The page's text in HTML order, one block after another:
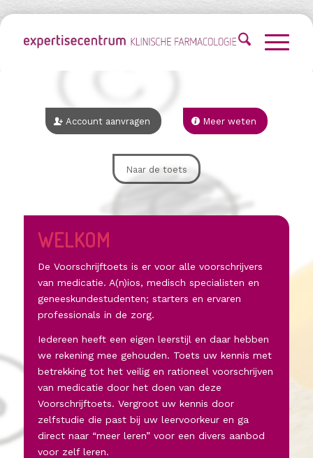
Account aanvragen Meer weten
Naar de toets
WELKOM
De Voorschrijftoets is er voor alle voorschrijvers
van medicatie. A(n)ios, medisch specialisten en
geneeskundestudenten; starters en ervaren
professionals in de zorg.
Iedereen heeft een eigen leerstijl en daar hebben
we rekening mee gehouden. Toets uw kennis met
betrekking tot het veilig en rationeel voorschrijven
van medicatie door het doen van deze
Voorschrijftoets. Vergroot uw kennis door
zelfstudie die past bij uw leervoorkeur en ga
direct naar “meer leren” voor een divers aanbod
voor zelf leren.